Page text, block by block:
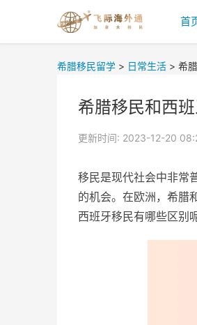
首
希腊移民留学 > 日常生活 > 希
希腊移民和西
更新时间: 2023-12-20
移民是现代社会中非常
的机会。在欧洲，希腊
西班牙移民有哪些区别